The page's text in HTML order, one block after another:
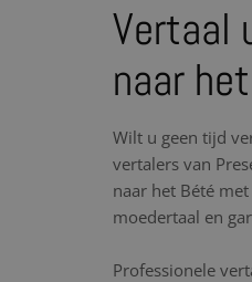
Vertaal
naar
Wilt u geen tijd
vertalers van
naar het Bété
moedertaal en
Professionele